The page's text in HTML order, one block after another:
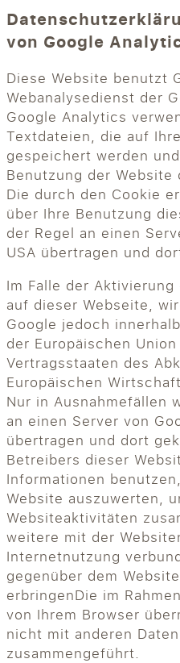
von Google
Diese Website benutzt
Webanalysedienst der
Google Analytics
Textdateien, die auf
gespeichert werden
Benutzung der
Die durch den Cookie
über Ihre Benutzung
der Regel an einen
USA übertragen und
Im Falle der
auf dieser Webseite,
Google jedoch
der Europäischen
Vertragsstaaten des
Europäischen
Nur in Ausnahmefällen
an einen Server von
übertragen und dort
Betreibers dieser
Informationen
Website auszuwerten,
Websiteaktivitäten
weitere mit der
Internetnutzung
gegenüber dem
erbringenDie im
von Ihrem Browser
nicht mit anderen
zusammengeführt.